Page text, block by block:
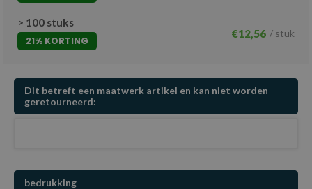
> 100 stuks
21% KORTING
€12,56 / stuk
Dit betreft een maatwerk artikel en kan niet worden
geretourneerd:
bedrukking